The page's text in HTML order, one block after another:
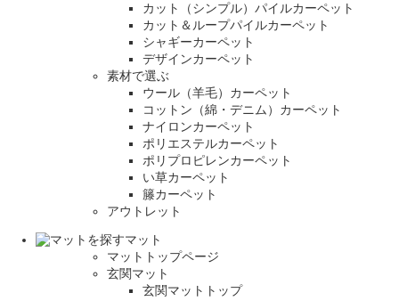
カット（シンプル）パイルカーペット
カット＆ループパイルカーペット
シャギーカーペット
デザインカーペット
素材で選ぶ
ウール（羊毛）カーペット
コットン（綿・デニム）カーペット
ナイロンカーペット
ポリエステルカーペット
ポリプロピレンカーペット
い草カーペット
籐カーペット
アウトレット
マット
マットトップページ
玄関マット
玄関マットトップ